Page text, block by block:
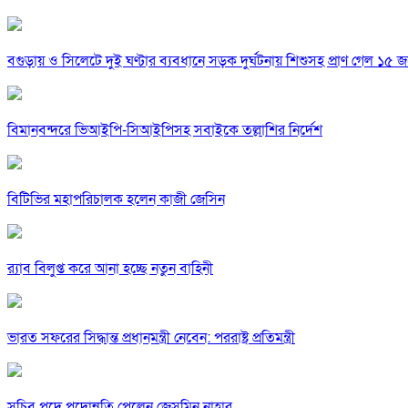
বগুড়ায় ও সিলেটে দুই ঘণ্টার ব্যবধানে সড়ক দুর্ঘটনায় শিশুসহ প্রাণ গেল ১৫
বিমানবন্দরে ভিআইপি-সিআইপিসহ সবাইকে তল্লাশির নির্দেশ
বিটিভির মহাপরিচালক হলেন কাজী জেসিন
র‍্যাব বিলুপ্ত করে আনা হচ্ছে নতুন বাহিনী
ভারত সফরের সিদ্ধান্ত প্রধানমন্ত্রী নেবেন: পররাষ্ট্র প্রতিমন্ত্রী